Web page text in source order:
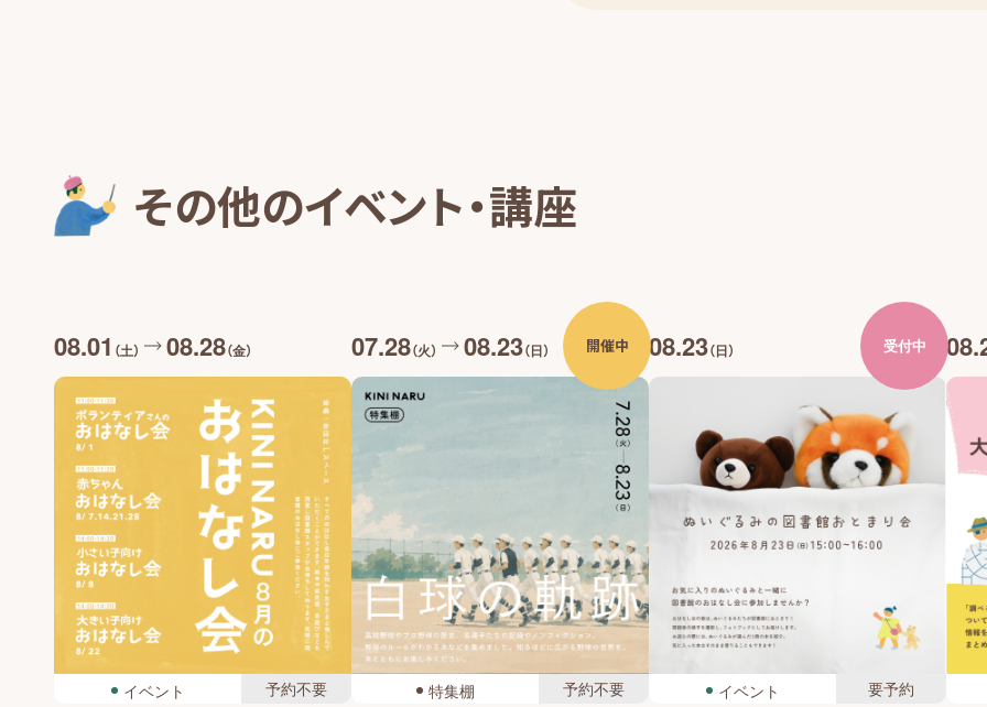
その他のイベント・講座
08.01 （土） 08.28（金）
イベント 予約不要
07.28（火） 08.23（日） 開催中
特集棚 予約不要
08.23（日） 受付中
イベント 要予約